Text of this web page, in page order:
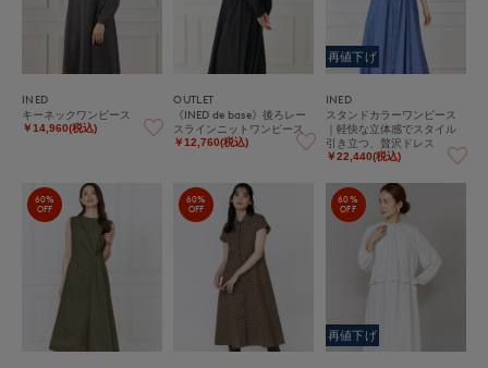
INED
キーネックワンピース
￥14,960(税込)
OUTLET
《INED de base》後ろレー
スラインニットワンピース
￥12,760(税込)
再値下げ
INED
スタンドカラーワンピース
｜軽快な立体感でスタイル
引き立つ、贅沢ドレス
￥22,440(税込)
60%
OFF
60%
OFF
60%
OFF
再値下げ